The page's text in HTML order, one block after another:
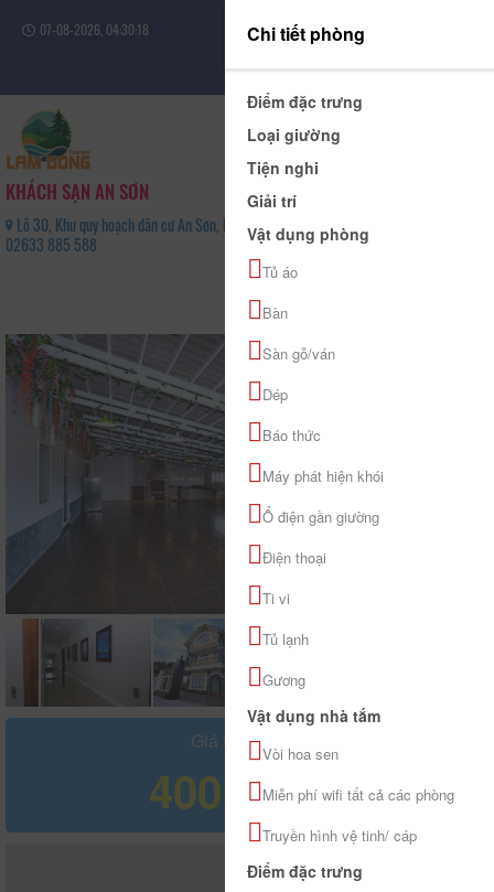
07-08-2026, 04:30:19
Đăng nhập
KHÁCH SẠN AN SƠN
Lô 30, Khu quy hoạch dân cư An Sơn, Phường Xuân Hương - Đà Lạt, Tỉnh Lâm Đồng -
02633 885 588
Giá tham khảo
400.000 đ
Chi tiết phòng
Điểm đặc trưng
Loại giường
Tiện nghi
Giải trí
Vật dụng phòng
Tủ áo
Bàn
Sàn gỗ/ván
Dép
Báo thức
Máy phát hiện khói
Ổ điện gần giường
Điện thoại
Ti vi
Tủ lạnh
Gương
Vật dụng nhà tắm
Vòi hoa sen
Miễn phí wifi tất cả các phòng
Truyền hình vệ tinh/ cáp
Điểm đặc trưng